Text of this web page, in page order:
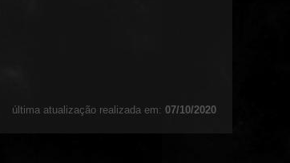
última atualização realizada em: 07/10/2020